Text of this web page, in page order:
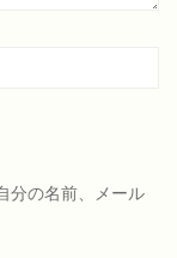
分の名前、メール